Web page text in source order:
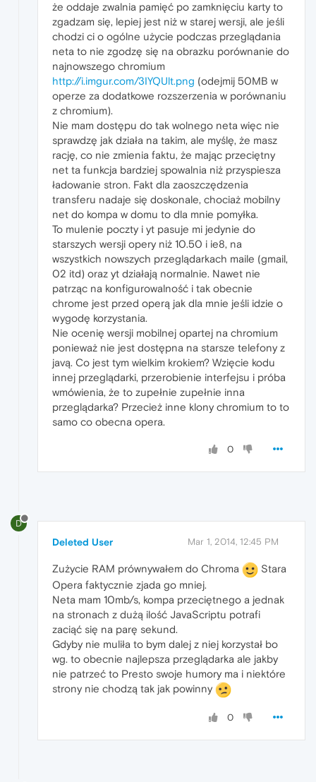
że oddaje zwalnia pamięć po zamknięciu karty to
zgadzam się, lepiej jest niż w starej wersji, ale jeśli
chodzi ci o ogólne użycie podczas przeglądania
neta to nie zgodzę się na obrazku porównanie do
najnowszego chromium
http://i.imgur.com/3IYQUlt.png (odejmij 50MB w
operze za dodatkowe rozszerzenia w porównaniu
z chromium).
Nie mam dostępu do tak wolnego neta więc nie
sprawdzę jak działa na takim, ale myślę, że masz
rację, co nie zmienia faktu, że mając przeciętny
net ta funkcja bardziej spowalnia niż przyspiesza
ładowanie stron. Fakt dla zaoszczędzenia
transferu nadaje się doskonale, chociaż mobilny
net do kompa w domu to dla mnie pomyłka.
To mulenie poczty i yt pasuje mi jedynie do
starszych wersji opery niż 10.50 i ie8, na
wszystkich nowszych przeglądarkach maile (gmail,
02 itd) oraz yt działają normalnie. Nawet nie
patrząc na konfigurowalność i tak obecnie
chrome jest przed operą jak dla mnie jeśli idzie o
wygodę korzystania.
Nie ocenię wersji mobilnej opartej na chromium
ponieważ nie jest dostępna na starsze telefony z
javą. Co jest tym wielkim krokiem? Wzięcie kodu
innej przeglądarki, przerobienie interfejsu i próba
wmówienia, że to zupełnie zupełnie inna
przeglądarka? Przecież inne klony chromium to to
samo co obecna opera.
0
D
Deleted User Mar 1, 2014, 12:45 PM
Zużycie RAM prównywałem do Chroma
Stara
Opera faktycznie zjada go mniej.
Neta mam 10mb/s, kompa przeciętnego a jednak
na stronach z dużą ilość JavaScriptu potrafi
zaciąć się na parę sekund.
Gdyby nie muliła to bym dalej z niej korzystał bo
wg. to obecnie najlepsza przeglądarka ale jakby
nie patrzeć to Presto swoje humory ma i niektóre
strony nie chodzą tak jak powinny
0